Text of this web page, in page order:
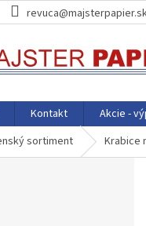
Kontakt Akcie -
sortiment Krabice